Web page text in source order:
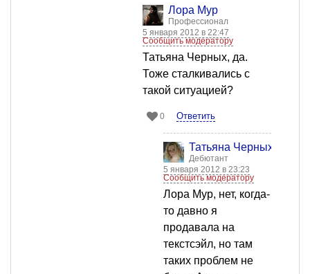
Лора Мур
Профессионал
5 января 2012 в 22:47
Сообщить модератору
Татьяна Черных, да.
Тоже сталкивались с
такой ситуацией?
0 Ответить
Татьяна Черных
Дебютант
5 января 2012 в 23:23
Сообщить модератору
Лора Мур, нет, когда-
то давно я
продавала на
текстсэйл, но там
таких проблем не